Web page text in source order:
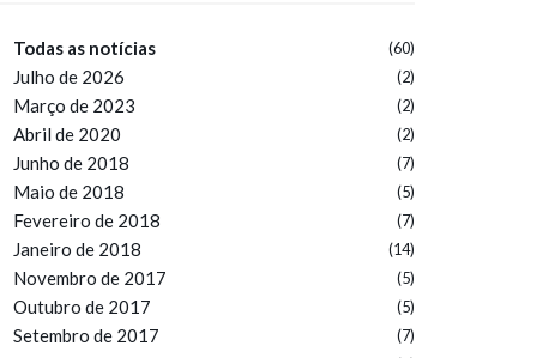
Todas as notícias (60)
Julho de 2026 (2)
Março de 2023 (2)
Abril de 2020 (2)
Junho de 2018 (7)
Maio de 2018 (5)
Fevereiro de 2018 (7)
Janeiro de 2018 (14)
Novembro de 2017 (5)
Outubro de 2017 (5)
Setembro de 2017 (7)